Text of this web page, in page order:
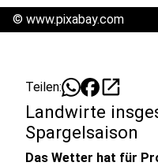
© www.pixabay.com
Teilen: open_in_new
Landwirte
Spargelsaison
Das Wetter hat für